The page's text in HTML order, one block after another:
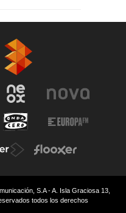
S.A - A. Isla Graciosa 13,
todos los derechos